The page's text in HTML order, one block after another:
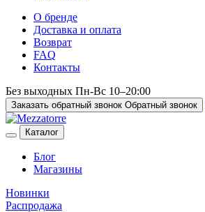
О бренде
Доставка и оплата
Возврат
FAQ
Контакты
Без выходных Пн-Вс 10–20:00
Заказать обратный звонок Обратный звонок
Каталог
Блог
Магазины
Новинки
Распродажа